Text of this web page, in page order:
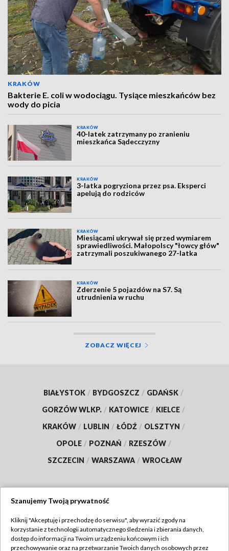
KRAKÓW
Bakterie E. coli w wodociągu. Tysiące mieszkańców bez
wody do picia
KRAKÓW
40-latek zatrzymany po zranieniu
mieszkańca Sądecczyzny
KRAKÓW
3-latka pogryziona przez psa. Eksperci
apelują do rodziców
KRAKÓW
Miesiącami ukrywał się przed wymiarem
sprawiedliwości. Małopolscy "łowcy głów"
zatrzymali poszukiwanego 27-latka
KRAKÓW
Zderzenie 5 pojazdów na S7. Są
utrudnienia w ruchu
ZOBACZ WIĘCEJ
BIAŁYSTOK / BYDGOSZCZ / GDAŃSK /
GORZÓW WLKP. / KATOWICE / KIELCE /
KRAKÓW / LUBLIN / ŁÓDŹ / OLSZTYN /
OPOLE / POZNAŃ / RZESZÓW /
SZCZECIN / WARSZAWA / WROCŁAW
TVP
Abonament TVP
Szanujemy Twoją prywatność
Kliknij "Akceptuję i przechodzę do serwisu", aby wyrazić zgody na
korzystanie z technologii automatycznego śledzenia i zbierania danych,
dostęp do informacji na Twoim urządzeniu końcowym i ich
przechowywanie oraz na przetwarzanie Twoich danych osobowych przez